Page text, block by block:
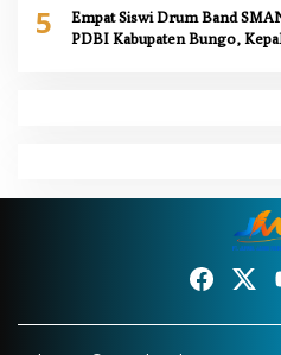
5
Empat Siswi Drum Band
PDBI Kabupaten Bungo,